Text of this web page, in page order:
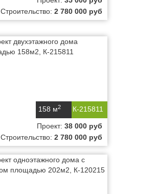
Строительство: 2 780 000 руб
К-215811
158 м2
Проект: 38 000 руб
Строительство: 2 780 000 руб